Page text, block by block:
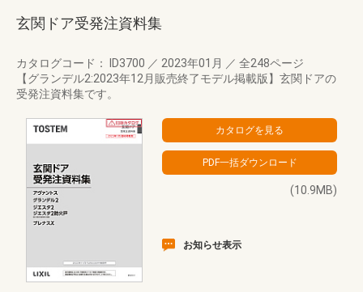
玄関ドア受発注資料集
カタログコード： ID3700 ／ 2023年01月 ／ 全248ページ
【グランデル2:2023年12月販売終了モデル掲載版】玄関ドアの
受発注資料集です。
(10.9MB)
お知らせ表示